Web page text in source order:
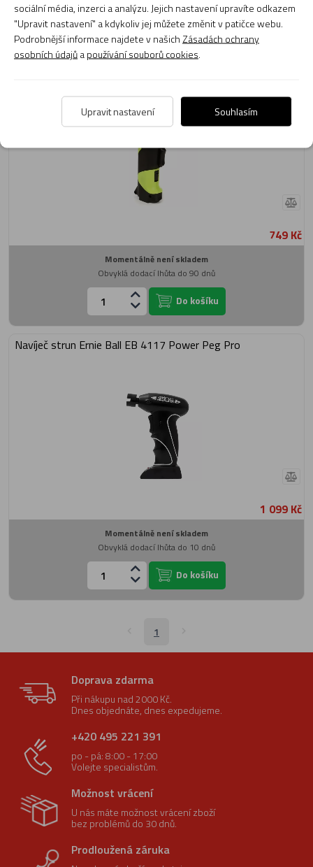
Do košíku
749 Kč
Momentálně není skladem
Obvyklá dodací lhůta do 90 dnů
Do košíku
Navíječ strun Ernie Ball EB 4117 Power Peg Pro
1 099 Kč
Momentálně není skladem
Obvyklá dodací lhůta do 10 dnů
Do košíku
1
Doprava zdarma
Při nákupu nad 2000 Kč.
Dnes objednáte, dnes expedujeme.
+420 495 221 391
po - pá: 8:00 - 17:00
Volejte specialistům.
Možnost vrácení
U nás máte možnost vrácení zboží
bez problémů do 30 dnů.
Prodloužená záruka
sociální média, inzerci a analýzu. Jejich nastavení upravíte odkazem
"Upravit nastavení" a kdykoliv jej můžete změnit v patičce webu.
Podrobnější informace najdete v našich Zásadách ochrany
osobních údajůapoužívání souborů cookies.
Upravit nastavení Souhlasím